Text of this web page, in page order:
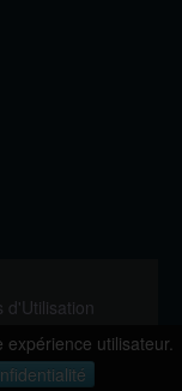
utilisateur.
d'Utilisation
Contact
Version 1.27